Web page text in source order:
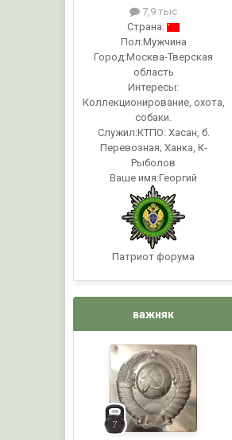
7,9 тыс
Страна:
Пол:Мужчина
Город:Москва-Тверская
область
Интересы:
Коллекционирование, охота,
собаки.
Служил:КТПО: Хасан, б.
Перевозная; Ханка, К-
Рыболов
Ваше имя:Георгий
Патриот форума
важняк